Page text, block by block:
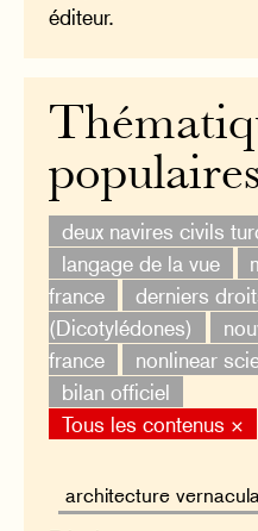
éditeur.
populaires
deux navires civils
langage de la vue
france
derniers
(Dicotylédones)
france
nonlinear
bilan officiel
Tous les contenus ×